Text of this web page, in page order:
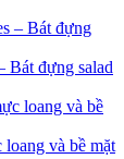
Bát đựng salad
và bề mặt